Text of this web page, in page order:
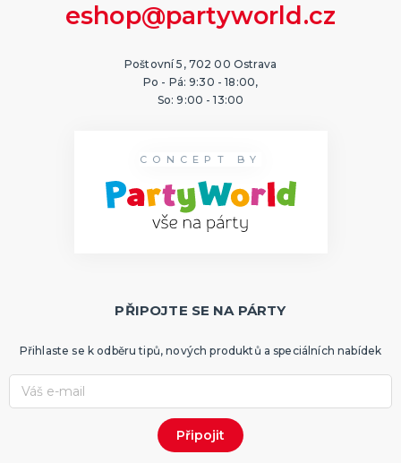
eshop@partyworld.cz
Poštovní 5, 702 00 Ostrava
Po - Pá: 9:30 - 18:00,
So: 9:00 - 13:00
CONCEPT BY
PŘIPOJTE SE NA PÁRTY
Přihlaste se k odběru tipů, nových produktů a speciálních nabídek